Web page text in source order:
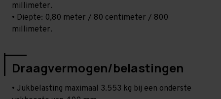
millimeter.
• Diepte: 0,80 meter / 80 centimeter / 800
millimeter.
Draagvermogen/belastingen
• Jukbelasting maximaal 3.553 kg bij een onderste